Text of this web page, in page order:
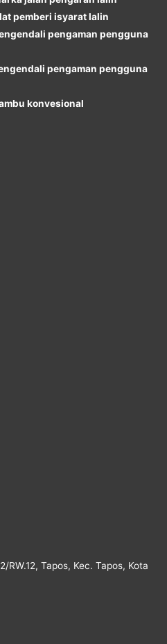
pemberi isyarat lalin
pengaman pengguna
pengaman pengguna
konvesional
RW.12, Tapos, Kec. Tapos, Kota